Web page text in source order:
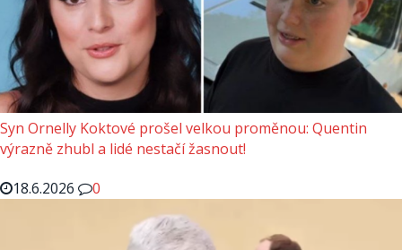
Syn Ornelly Koktové prošel velkou proměnou: Quentin
výrazně zhubl a lidé nestačí žasnout!
18.6.2026
0